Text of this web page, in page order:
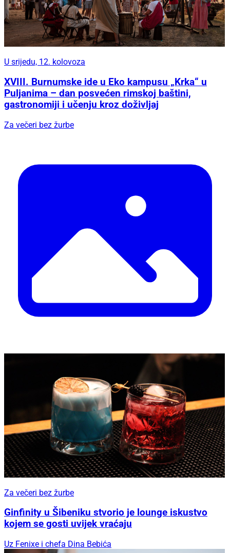
U srijedu, 12. kolovoza
XVIII. Burnumske ide u Eko kampusu „Krka“ u
Puljanima – dan posvećen rimskoj baštini,
gastronomiji i učenju kroz doživljaj
Za večeri bez žurbe
Za večeri bez žurbe
Ginfinity u Šibeniku stvorio je lounge iskustvo
kojem se gosti uvijek vraćaju
Uz Fenixe i chefa Dina Bebića